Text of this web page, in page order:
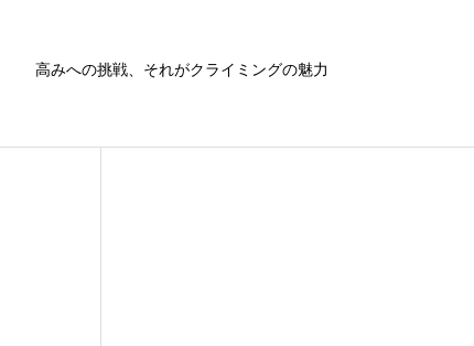
高みへの挑戦、それがクライミングの魅力